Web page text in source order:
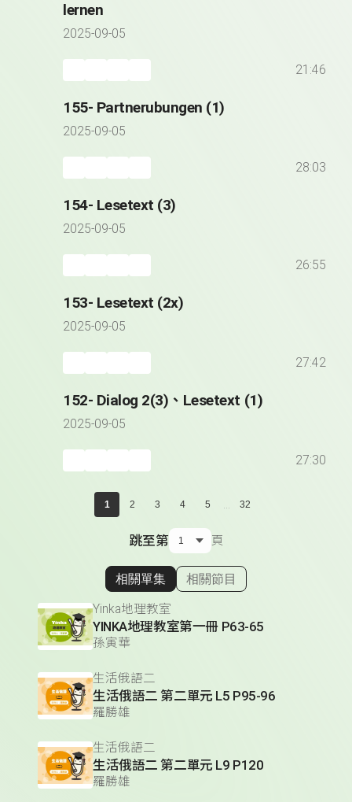
lernen
2025-09-05
21:46
155- Partnerubungen (1)
2025-09-05
28:03
154- Lesetext (3)
2025-09-05
26:55
153- Lesetext (2x)
2025-09-05
27:42
152- Dialog 2(3)、Lesetext (1)
2025-09-05
27:30
1 2 3 4 5 ... 32
跳至第 頁
顯示相關單集
相關單集 相關節目
Yinka地理教室
YINKA地理教室第一冊 P63-65
孫寅華
生活俄語二
生活俄語二 第二單元 L5 P95-96
羅勝雄
生活俄語二
生活俄語二 第二單元 L9 P120
羅勝雄